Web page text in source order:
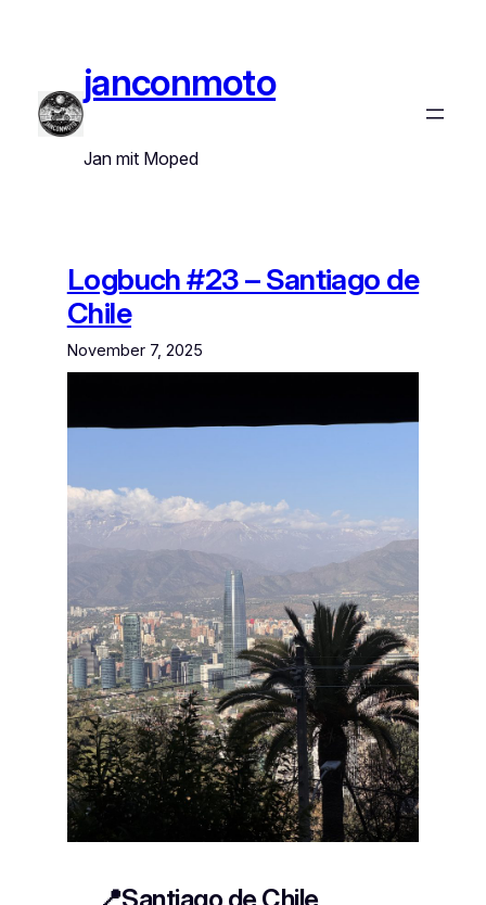
janconmoto
Jan mit Moped
Logbuch #23 – Santiago de
Chile
November 7, 2025
📍Santiago de Chile